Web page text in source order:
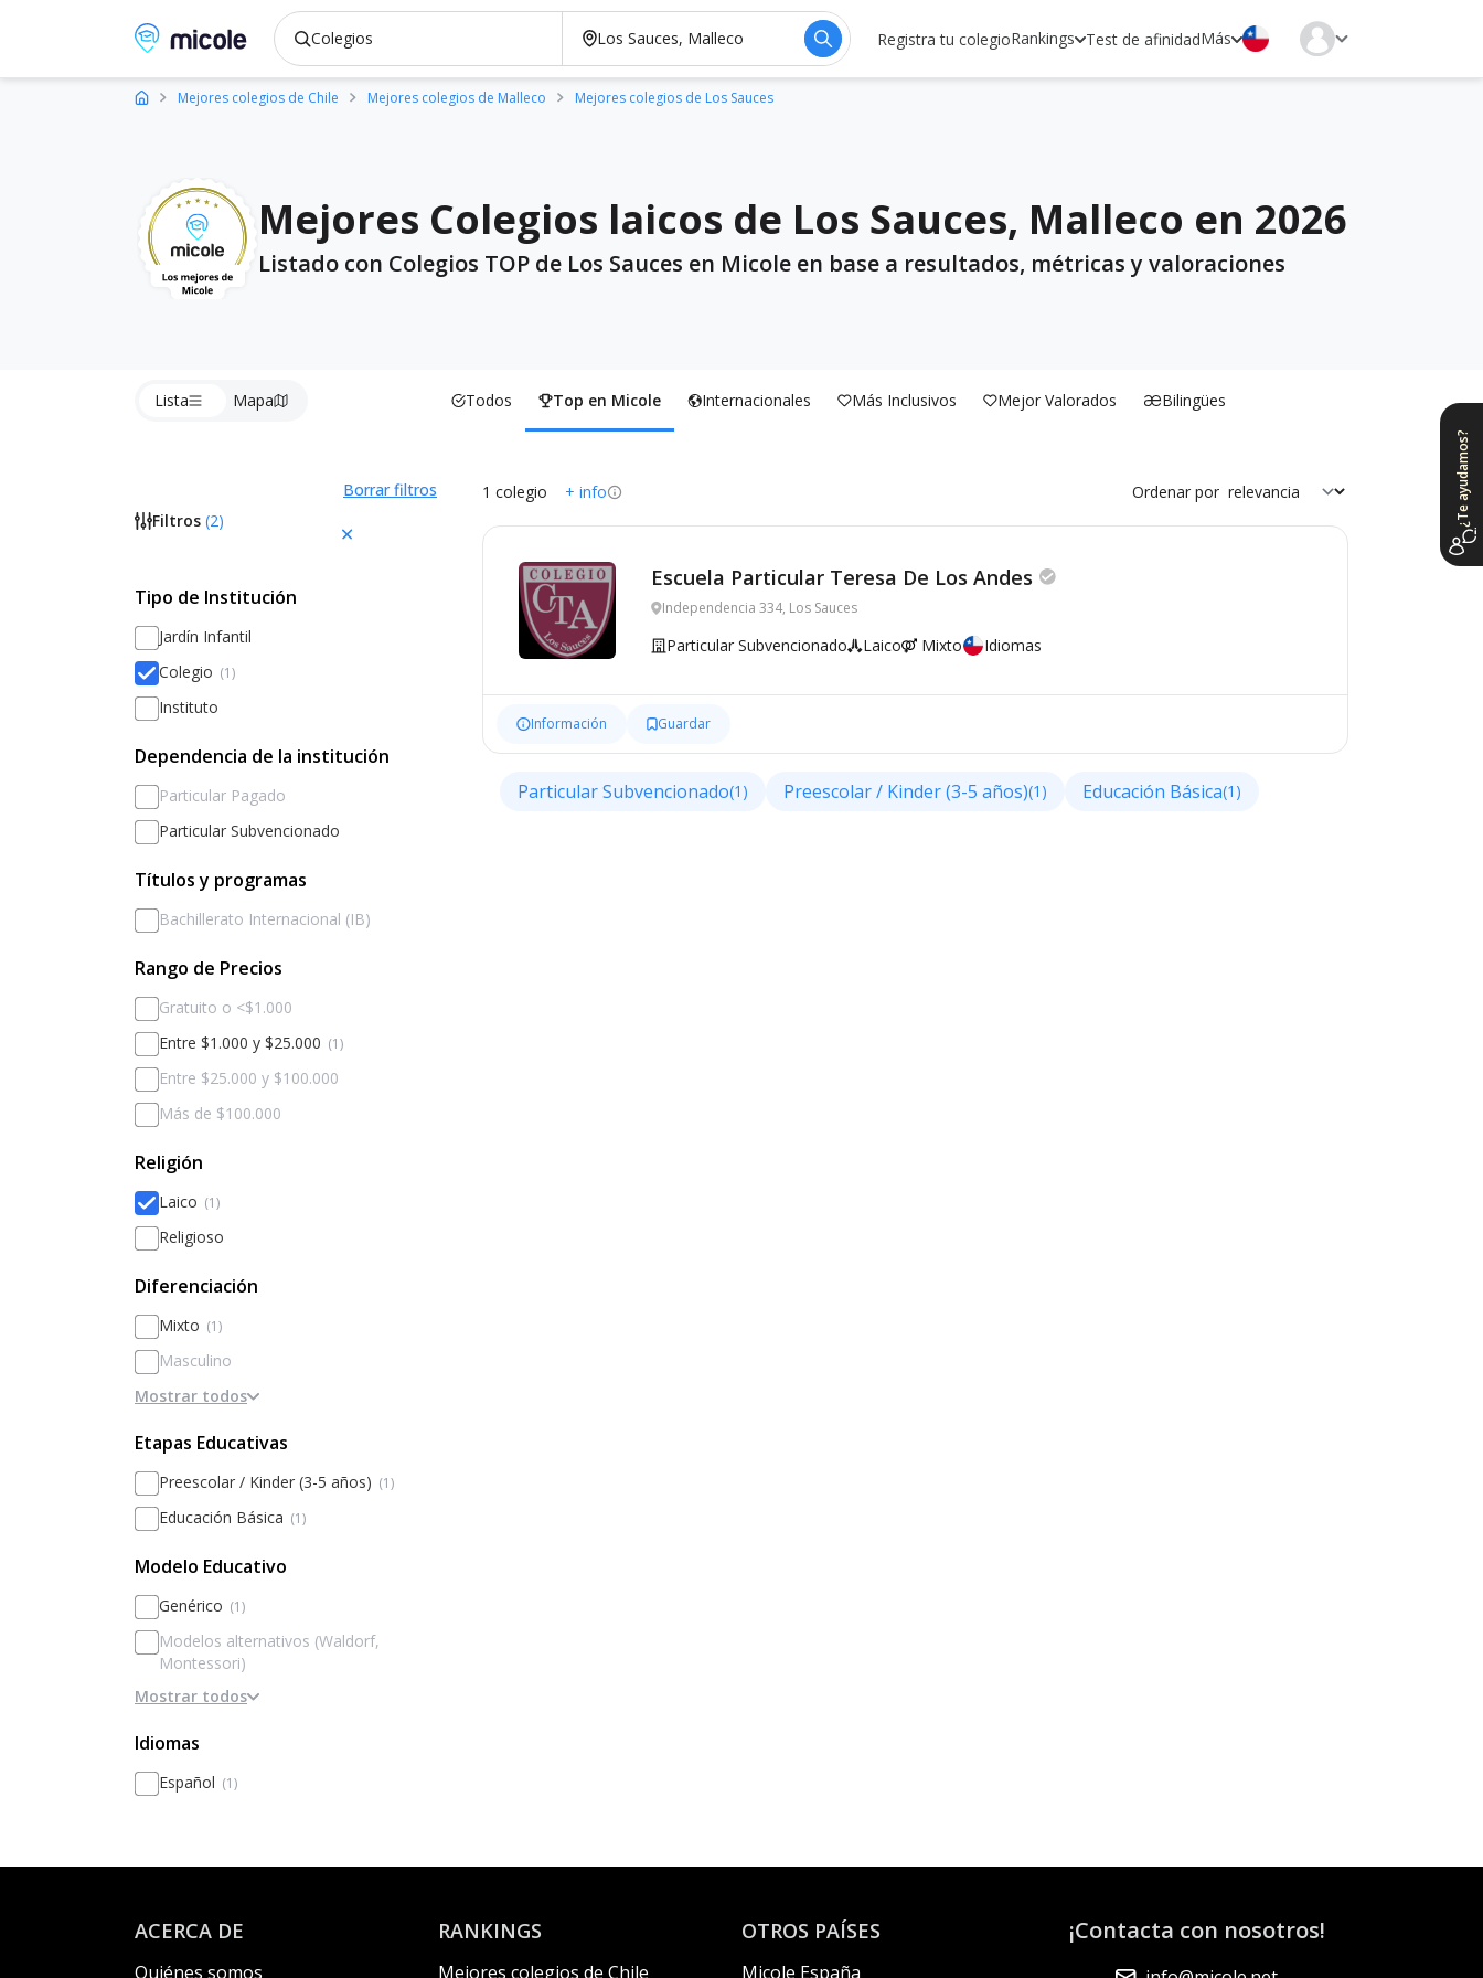
Micole, buscador de colegios Registra tu colegioRankings Test de afinidadMás
Mejores colegios de Chile Mejores colegios de Malleco Mejores colegios de Los Sauces
Mejores Colegios laicos de Los Sauces, Malleco en 2026
Listado con Colegios TOP de Los Sauces en Micole en base a resultados, métricas y valoraciones
Lista Mapa Todos Top en Micole Internacionales Más Inclusivos Mejor Valorados Bilingües
Filtros (2)
Borrar filtros
Tipo de Institución
Jardín Infantil
Colegio (1)
Instituto
Dependencia de la institución
Particular Pagado
Particular Subvencionado
Títulos y programas
Bachillerato Internacional (IB)
Rango de Precios
Gratuito o <$1.000
Entre $1.000 y $25.000 (1)
Entre $25.000 y $100.000
Más de $100.000
Religión
Laico (1)
Religioso
Diferenciación
Mixto (1)
Masculino
Femenino
Diferenciado por sexos
Mostrar todos
Etapas Educativas
Preescolar / Kinder (3-5 años) (1)
Educación Básica (1)
Modelo Educativo
Genérico (1)
Modelos alternativos (Waldorf,
Montessori)
Basado en la disciplina / internados
Mostrar todos
Idiomas
Español (1)
1 colegio + info Ordenar por
Escuela Particular Teresa De Los Andes
Independencia 334, Los Sauces
Particular Subvencionado Laico Mixto Idiomas
Información Guardar
Particular Subvencionado(1) Preescolar / Kinder (3-5 años)(1) Educación Básica(1)
¿Te ayudamos?
ACERCA DE
Quiénes somos
RANKINGS
Mejores colegios de Chile
OTROS PAÍSES
Micole España
¡Contacta con nosotros!